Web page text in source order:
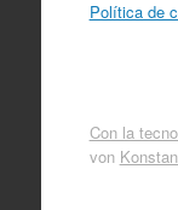
Política de
Con la
von